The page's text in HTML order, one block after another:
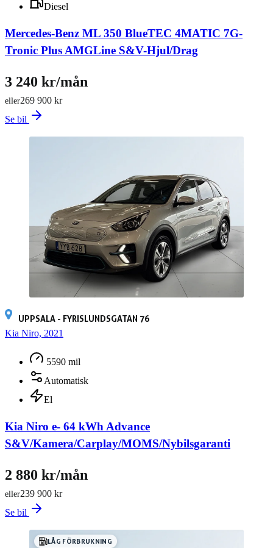
Diesel
Mercedes-Benz ML 350 BlueTEC 4MATIC 7G-
Tronic Plus AMGLine S&V-Hjul/Drag
269 900 kr
eller
3 240 kr/mån
Se bil
UPPSALA - FYRISLUNDSGATAN 76
Kia Niro, 2021
5590 mil
Automatisk
El
Kia Niro e- 64 kWh Advance
S&V/Kamera/Carplay/MOMS/Nybilsgaranti
239 900 kr
eller
2 880 kr/mån
Se bil
LÅG FÖRBRUKNING